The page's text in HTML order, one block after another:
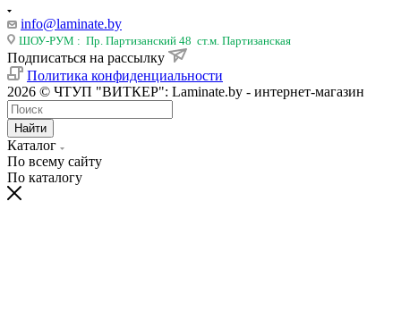
info@laminate.by
ШОУ-РУМ : Пр. Партизанский 48 ст.м. Партизанская
Подписаться на рассылку
Политика конфиденциальности
2026 © ЧТУП "ВИТКЕР": Laminate.by - интернет-магазин
Найти
Каталог
По всему сайту
По каталогу